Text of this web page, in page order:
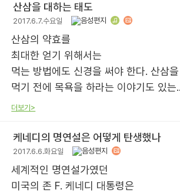
산삼을 대하는 태도
2017.6.7.수요일
산삼의 약효를
최대한 얻기 위해서는
먹는 방법에도 신경을 써야 한다. 산삼을
먹기 전에 목욕을 하라는 이야기도 있는..
더보기>
케네디의 명연설은 어떻게 탄생했나
2017.6.6.화요일
세계적인 명연설가였던
미국의 존 F. 케네디 대통령은